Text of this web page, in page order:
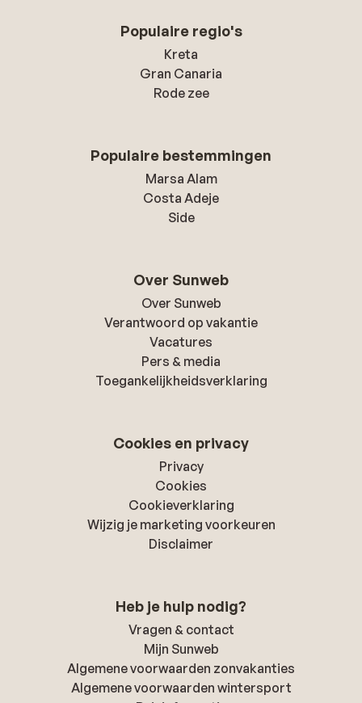
Populaire regio's
Kreta
Gran Canaria
Rode zee
Populaire bestemmingen
Marsa Alam
Costa Adeje
Side
Over Sunweb
Over Sunweb
Verantwoord op vakantie
Vacatures
Pers & media
Toegankelijkheidsverklaring
Cookies en privacy
Privacy
Cookies
Cookieverklaring
Wijzig je marketing voorkeuren
Disclaimer
Heb je hulp nodig?
Vragen & contact
Mijn Sunweb
Algemene voorwaarden zonvakanties
Algemene voorwaarden wintersport